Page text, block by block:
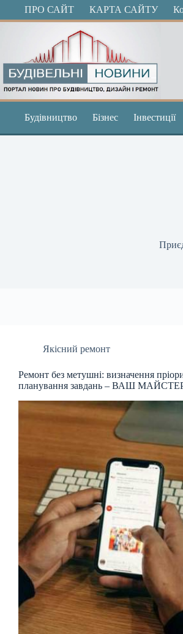
ПерейтиПРО САЙТ КАРТА САЙТУ
Будівництво Бізнес Інвестиції
Якісний ремонт
Ремонт без метушні: визначення
планування завдань – ВАШ